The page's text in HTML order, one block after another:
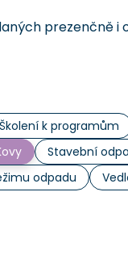
prezenčně i
Školení k programům
Stavební
odpadu